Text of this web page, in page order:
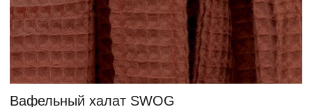
СМОТРЕТЬ ХАЛАТЫ